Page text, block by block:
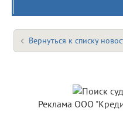
Вернуться к списку
Реклама ООО